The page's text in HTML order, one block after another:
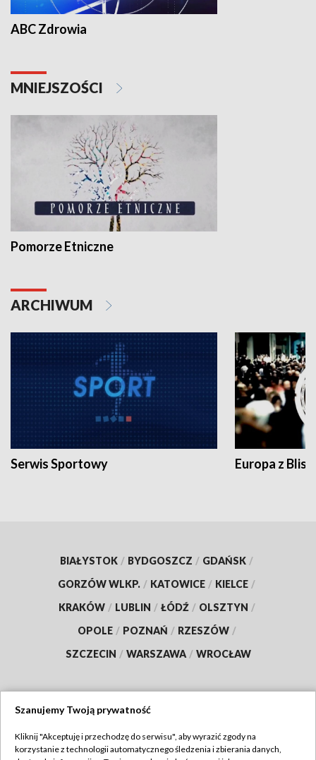
ABC Zdrowia
MNIEJSZOŚCI
Pomorze Etniczne
ARCHIWUM
Serwis Sportowy Europa z
BIAŁYSTOK / BYDGOSZCZ / GDAŃSK /
GORZÓW WLKP. / KATOWICE / KIELCE /
KRAKÓW / LUBLIN / ŁÓDŹ / OLSZTYN /
OPOLE / POZNAŃ / RZESZÓW /
SZCZECIN / WARSZAWA / WROCŁAW
TVP
Szanujemy Twoją prywatność
Kliknij "Akceptuję i przechodzę do serwisu", aby wyrazić zgody na
korzystanie z technologii automatycznego śledzenia i zbierania danych,